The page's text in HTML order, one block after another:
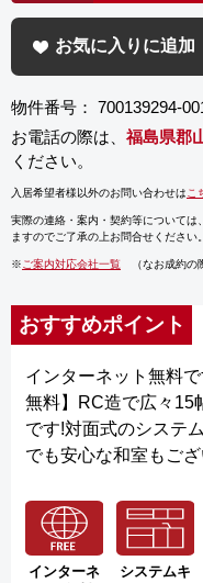
おすすめポイント
インターネット無料
無料】RC造で広々15
です!対面式のシステ
でも安心な和室もご
インターネ
システムキ
お気に入りに追加
物件番号： 700139294-
お電話の際は、福島県郡
ください。
入居希望者様以外のお問い合わせは こ
実際の連絡・案内・契約等については
ますのでご了承の上お問合せください。
※ ご案内対応会社一覧 （なお成約の